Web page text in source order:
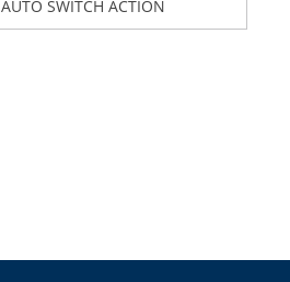
AUTO SWITCH ACTION